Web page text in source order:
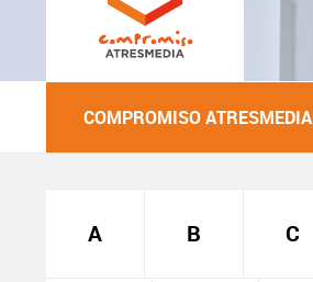
COMPROMISO ATRESMEDIA
A B C